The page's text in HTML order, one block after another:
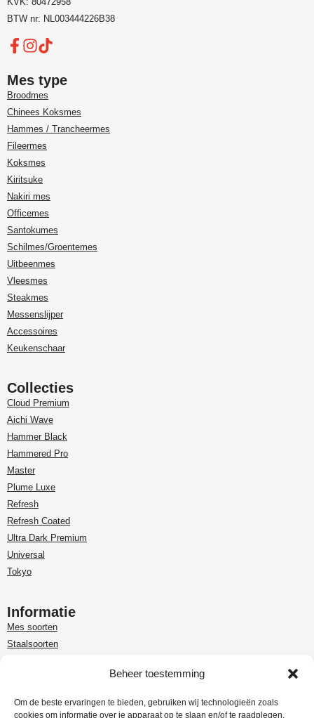
Beheer toestemming
Om de beste ervaringen te bieden, gebruiken wij technologieën zoals
cookies om informatie over je apparaat op te slaan en/of te raadplegen.
BTW nr: NL003444226B38
Mes type
Broodmes
Chinees Koksmes
Hammes / Trancheermes
Fileermes
Koksmes
Kiritsuke
Nakiri mes
Officemes
Santokumes
Schilmes/Groentemes
Uitbeenmes
Vleesmes
Steakmes
Messenslijper
Accessoires
Keukenschaar
Collecties
Cloud Premium
Aichi Wave
Hammer Black
Hammered Pro
Master
Plume Luxe
Refresh
Refresh Coated
Ultra Dark Premium
Universal
Tokyo
Informatie
Mes soorten
Staalsoorten
Customer care